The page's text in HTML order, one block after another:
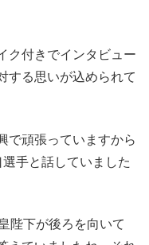
ク付きでインタビュー
する思いが込められて
で頑張っていますから
手と話していました
陛下が後ろを向いて